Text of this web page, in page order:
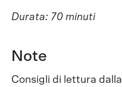
Durata: 70 minuti
Note
Consigli di lettura